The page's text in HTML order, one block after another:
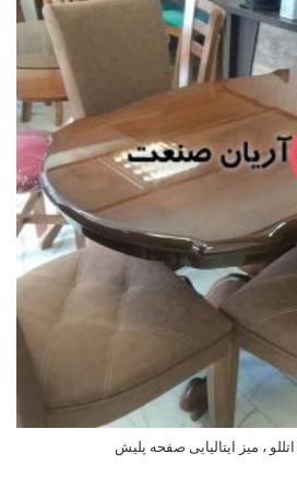
، میز ایتالیایی صفحه پلیش
اطلاعات بیشتر